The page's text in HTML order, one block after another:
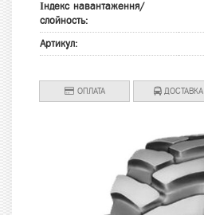
Індекс навантаження/
слойность:
Артикул:
ОПЛАТА ДОСТАВКА